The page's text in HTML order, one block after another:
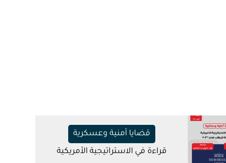
قضايا أمنية وعسكرية
قراءة في الاستراتيجية الأمريكية